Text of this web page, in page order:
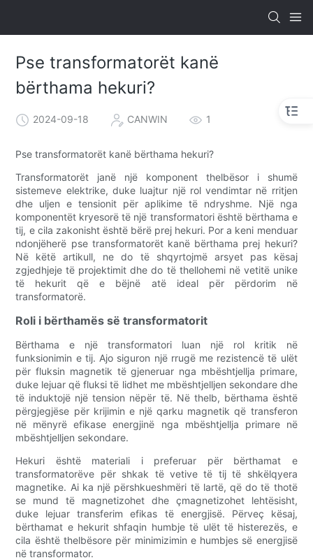
Pse transformatorët kanë
bërthama hekuri?
2024-09-18 CANWIN 1
Pse transformatorët kanë bërthama hekuri?
Transformatorët janë një komponent thelbësor i shumë
sistemeve elektrike, duke luajtur një rol vendimtar në rritjen
dhe uljen e tensionit për aplikime të ndryshme. Një nga
komponentët kryesorë të një transformatori është bërthama e
tij, e cila zakonisht është bërë prej hekuri. Por a keni menduar
ndonjëherë pse transformatorët kanë bërthama prej hekuri?
Në këtë artikull, ne do të shqyrtojmë arsyet pas kësaj
zgjedhjeje të projektimit dhe do të thellohemi në vetitë unike
të hekurit që e bëjnë atë ideal për përdorim në
transformatorë.
Roli i bërthamës së transformatorit
Bërthama e një transformatori luan një rol kritik në
funksionimin e tij. Ajo siguron një rrugë me rezistencë të ulët
për fluksin magnetik të gjeneruar nga mbështjellja primare,
duke lejuar që fluksi të lidhet me mbështjelljen sekondare dhe
të induktojë një tension nëpër të. Në thelb, bërthama është
përgjegjëse për krijimin e një qarku magnetik që transferon
në mënyrë efikase energjinë nga mbështjellja primare në
mbështjelljen sekondare.
Hekuri është materiali i preferuar për bërthamat e
transformatorëve për shkak të vetive të tij të shkëlqyera
magnetike. Ai ka një përshkueshmëri të lartë, që do të thotë
se mund të magnetizohet dhe çmagnetizohet lehtësisht,
duke lejuar transferim efikas të energjisë. Përveç kësaj,
bërthamat e hekurit shfaqin humbje të ulët të histerezës, e
cila është thelbësore për minimizimin e humbjes së energjisë
në transformator.